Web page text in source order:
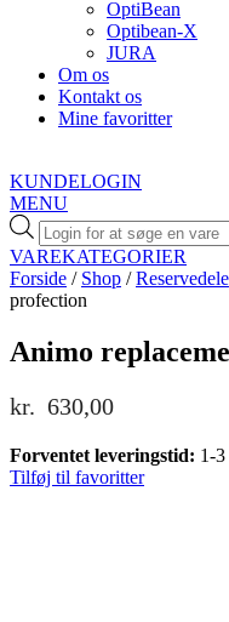
OptiBean
Optibean-X
JURA
Om os
Kontakt os
Mine favoritter
KUNDELOGIN
MENU
Products
search
VAREKATEGORIER
Forside / Shop /Reservedele
profection
Animo
kr. 630,00
Forventet leveringstid: 1-3
Tilføj til favoritter